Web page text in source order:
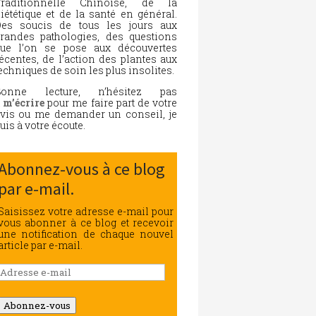
et de la santé en général.
soucis de tous les jours aux
pathologies, des questions
l’on se pose aux découvertes
de l’action des plantes aux
de soin les plus insolites.
lecture, n’hésitez pas
m’écrire pour me faire part de votre
ou me demander un conseil, je
à votre écoute.
vous à ce blog
par e-mail.
votre adresse e-mail pour
abonner à ce blog et recevoir
notification de chaque nouvel
par e-mail.
Abonnez-vous